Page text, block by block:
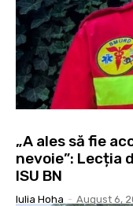
„A ales să fie
nevoie”: Lecția
ISU BN
Iulia Hoha - August 6,